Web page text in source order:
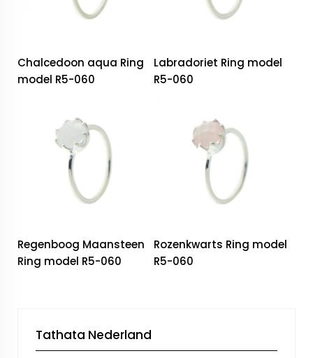
Chalcedoon aqua Ring
model R5-060
Labradoriet Ring model
R5-060
Regenboog Maansteen
Ring model R5-060
Rozenkwarts Ring model
R5-060
Tathata Nederland